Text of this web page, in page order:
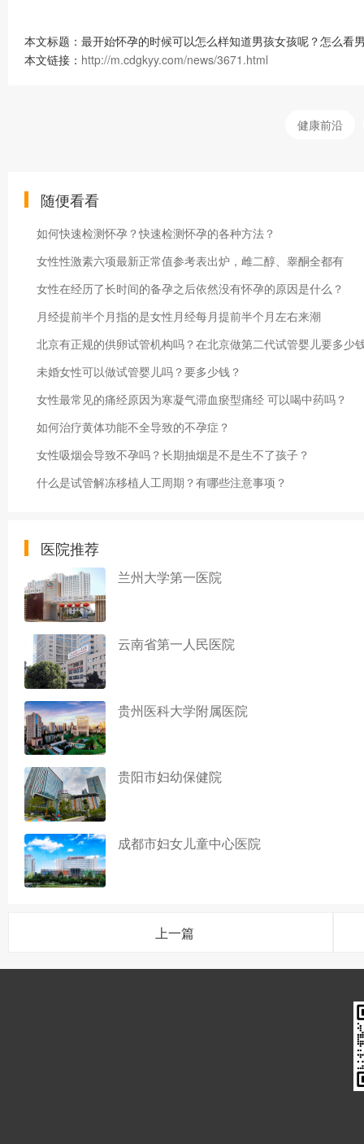
本文标题：最开始怀孕的时候可以怎么样知道男孩女孩呢？怎么看
本文链接： http://m.cdgkyy.com/news/3671.html
健康前沿
随便看看
如何快速检测怀孕？快速检测怀孕的各种方法？
女性性激素六项最新正常值参考表出炉，雌二醇、睾酮全都有
女性在经历了长时间的备孕之后依然没有怀孕的原因是什么？
月经提前半个月指的是女性月经每月提前半个月左右来潮
北京有正规的供卵试管机构吗？在北京做第二代试管婴儿要多少
未婚女性可以做试管婴儿吗？要多少钱？
女性最常见的痛经原因为寒凝气滞血瘀型痛经 可以喝中药吗？
如何治疗黄体功能不全导致的不孕症？
女性吸烟会导致不孕吗？长期抽烟是不是生不了孩子？
什么是试管解冻移植人工周期？有哪些注意事项？
医院推荐
兰州大学第一医院
云南省第一人民医院
贵州医科大学附属医院
贵阳市妇幼保健院
成都市妇女儿童中心医院
上一篇